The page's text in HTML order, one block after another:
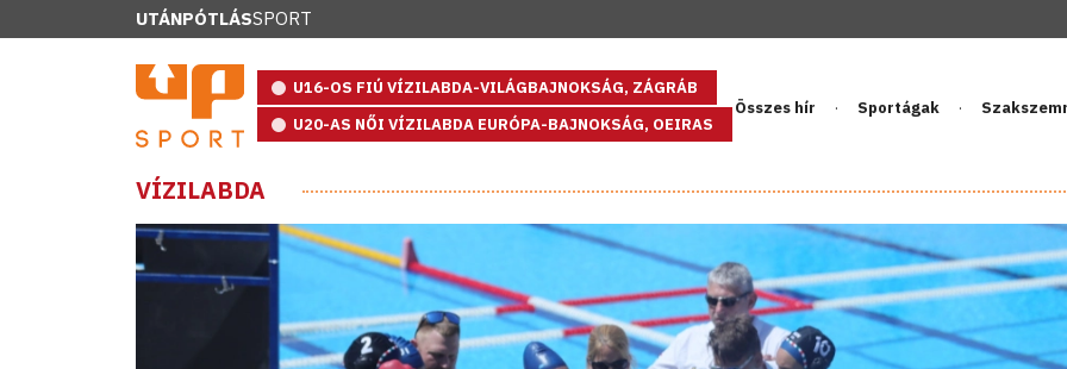
UTÁNPÓTLÁSSPORT
U16-OS FIÚ VÍZILABDA-VILÁGBAJNOKSÁG, ZÁGRÁB
U20-AS NŐI VÍZILABDA EURÓPA-BAJNOKSÁG, OEIRAS
Összes hír Sportágak
VÍZILABDA